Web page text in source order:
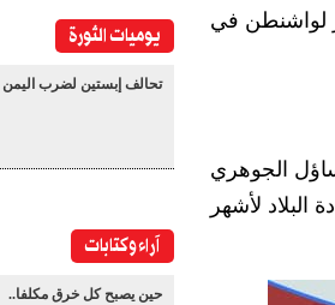
لواشنطن في
الجوهري
لأشهر
يوميات الثورة
تحالف إبستين لضرب اليمن
آراء وكتابات
حين يصبح كل خرق مكلفا..